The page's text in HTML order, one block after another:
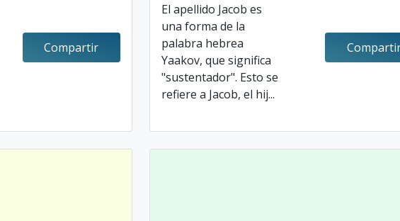
Compartir
El apellido Jacob es
una forma de la
palabra hebrea
Yaakov, que significa
"sustentador". Esto se
refiere a Jacob, el hij...